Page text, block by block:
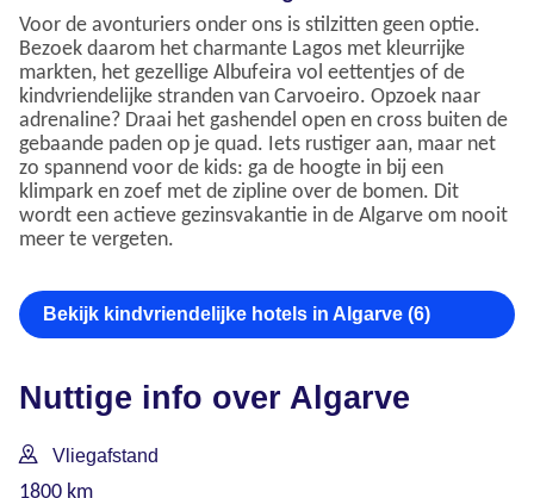
Voor de avonturiers onder ons is stilzitten geen optie.
Bezoek daarom het charmante Lagos met kleurrijke
markten, het gezellige Albufeira vol eettentjes of de
kindvriendelijke stranden van Carvoeiro. Opzoek naar
adrenaline? Draai het gashendel open en cross buiten de
gebaande paden op je quad. Iets rustiger aan, maar net
zo spannend voor de kids: ga de hoogte in bij een
klimpark en zoef met de zipline over de bomen. Dit
wordt een actieve gezinsvakantie in de Algarve om nooit
meer te vergeten.
Bekijk kindvriendelijke hotels in Algarve (6)
Nuttige info over Algarve
Vliegafstand
1800 km